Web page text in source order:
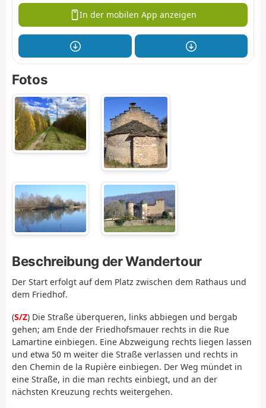
In der mobilen App anzeigen
Fotos
Beschreibung der Wandertour
Der Start erfolgt auf dem Platz zwischen dem Rathaus und
dem Friedhof.
(S/Z) Die Straße überqueren, links abbiegen und bergab
gehen; am Ende der Friedhofsmauer rechts in die Rue
Lamartine einbiegen. Eine Abzweigung rechts liegen lassen
und etwa 50 m weiter die Straße verlassen und rechts in
den Chemin de la Rupière einbiegen. Der Weg mündet in
eine Straße, in die man rechts einbiegt, und an der
nächsten Kreuzung rechts weitergehen.